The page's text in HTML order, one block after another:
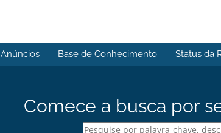
Anúncios Base de Conhecimento Status da
Comece a busca por